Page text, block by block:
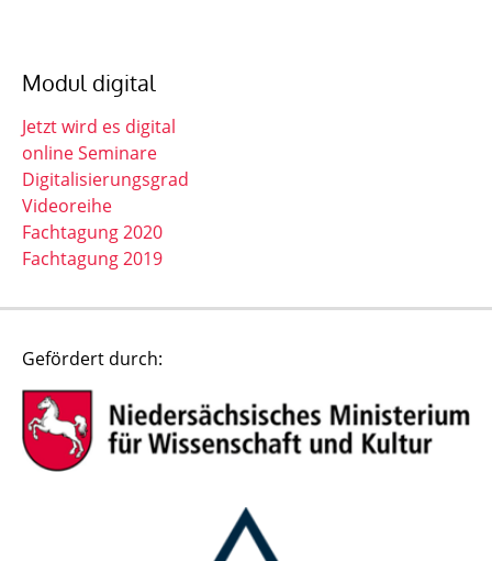
Modul digital
Jetzt wird es digital
online Seminare
Digitalisierungsgrad
Videoreihe
Fachtagung 2020
Fachtagung 2019
Gefördert durch: